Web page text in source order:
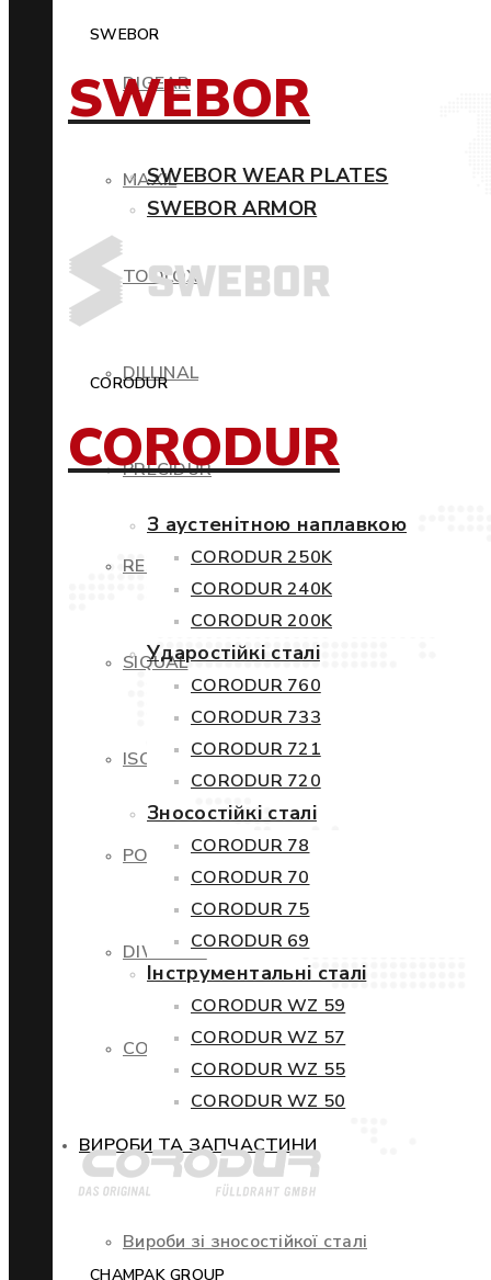
DIGEAR
MAXIL
TOOLOX
DILLINAL
PRECIDUR
RESTIL
SIQUAL
ISOVAC
POWERCORE
DIWETEN
COR-TEN
ВИРОБИ ТА ЗАПЧАСТИНИ
Вироби зі зносостійкої сталі
SWEBOR
SWEBOR
SWEBOR WEAR PLATES
SWEBOR ARMOR
CORODUR
CORODUR
З аустенітною наплавкою
CORODUR 250K
CORODUR 240K
CORODUR 200K
Ударостійкі сталі
CORODUR 760
CORODUR 733
CORODUR 721
CORODUR 720
Зносостійкі сталі
CORODUR 78
CORODUR 70
CORODUR 75
CORODUR 69
Інструментальні сталі
CORODUR WZ 59
CORODUR WZ 57
CORODUR WZ 55
CORODUR WZ 50
CHAMPAK GROUP